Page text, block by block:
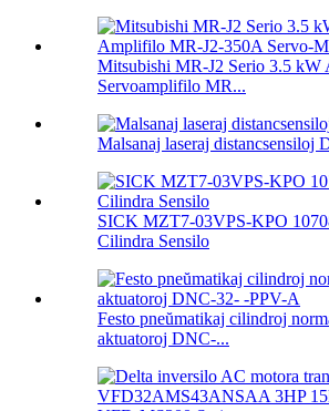
Mitsubishi MR-J2 Serio 3.5 kW
Servoamplifilo MR...
Malsanaj laseraj distancsensiloj
SICK MZT7-03VPS-KPO
Cilindra Sensilo
Festo pneŭmatikaj cilindroj
aktuatoroj DNC-...